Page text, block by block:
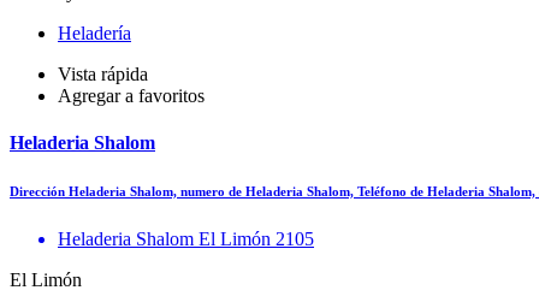
Heladería
Vista rápida
Agregar a favoritos
Heladeria Shalom
Dirección Heladeria Shalom, numero de Heladeria Shalom, Teléfono de Heladeria
Heladeria Shalom El Limón 2105
El Limón